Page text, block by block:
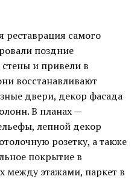
реставрация самого
поздние
и привели в
восстанавливают
двери, декор фасада
В планах —
лепной декор
розетку, а также
покрытие в
между этажами, паркет в